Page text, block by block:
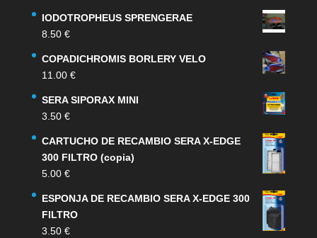
original
159.00 €.
actual
132.00 €.
IODOTROPHEUS SPRENGERAE
8.50 €
COPADICHROMIS BORLERY VELO
11.00 €
SERA SIPORAX MINI
3.50 €
CARTUCHO DE RECAMBIO SERA X-EDGE
300 FILTRO (copia)
5.00 €
ESPONJA DE RECAMBIO SERA X-EDGE 300
FILTRO
3.50 €